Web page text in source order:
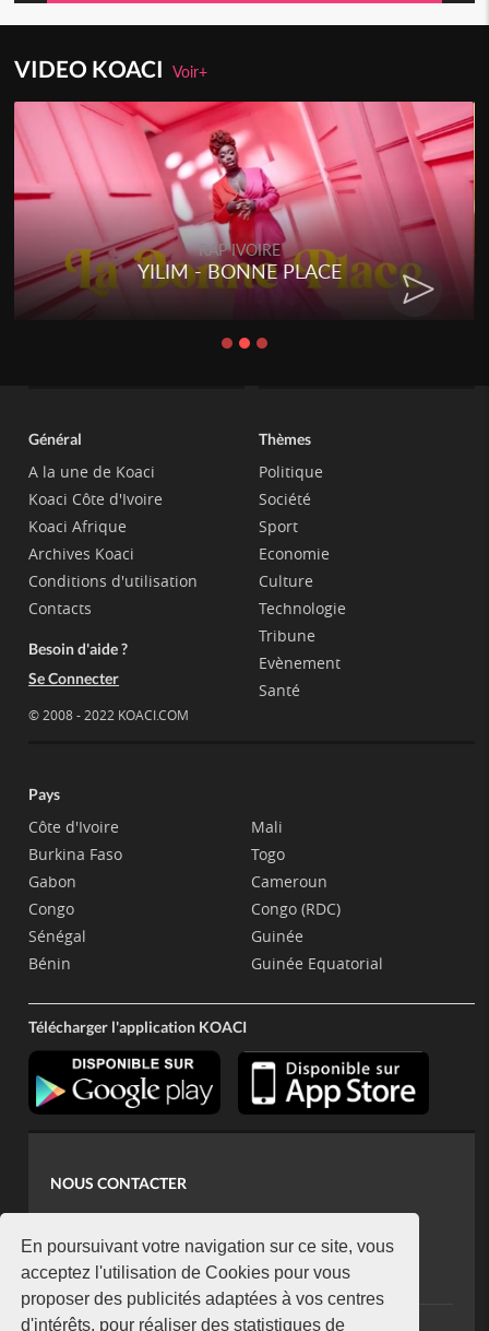
En poursuivant votre navigation sur ce site, vous
acceptez l'utilisation de Cookies pour vous
proposer des publicités adaptées à vos centres
d'intérêts, pour réaliser des statistiques de
VIDEO KOACIVoir+
RAP IVOIRE
YILIM - BONNE PLACE
Général
A la une de Koaci
Koaci Côte d'Ivoire
Koaci Afrique
Archives Koaci
Conditions d'utilisation
Contacts
Besoin d'aide ?
Se Connecter
© 2008 - 2022 KOACI.COM
Thèmes
Politique
Société
Sport
Economie
Culture
Technologie
Tribune
Evènement
Santé
Pays
Côte d'Ivoire
Burkina Faso
Gabon
Congo
Sénégal
Bénin
Mali
Togo
Cameroun
Congo (RDC)
Guinée
Guinée Equatorial
Télécharger l'application KOACI
NOUS CONTACTER
koaci@yahoo.fr
+225 07 08 85 52 93